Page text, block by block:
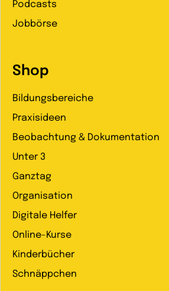
Podcasts
Jobbörse
Shop
Bildungsbereiche
Praxisideen
Beobachtung & Dokumentation
Unter 3
Ganztag
Organisation
Digitale Helfer
Online-Kurse
Kinderbücher
Schnäppchen